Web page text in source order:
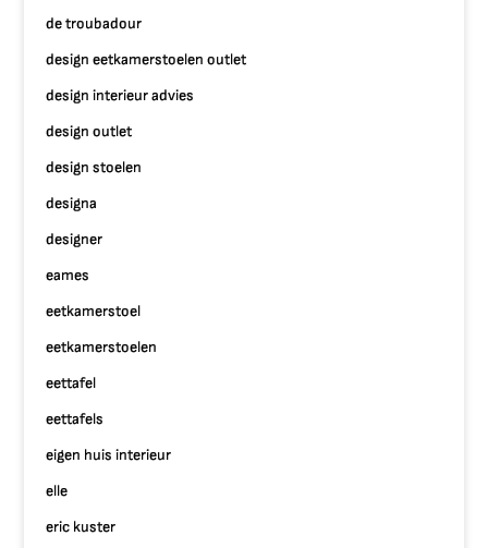
de troubadour
design eetkamerstoelen outlet
design interieur advies
design outlet
design stoelen
designa
designer
eames
eetkamerstoel
eetkamerstoelen
eettafel
eettafels
eigen huis interieur
elle
eric kuster